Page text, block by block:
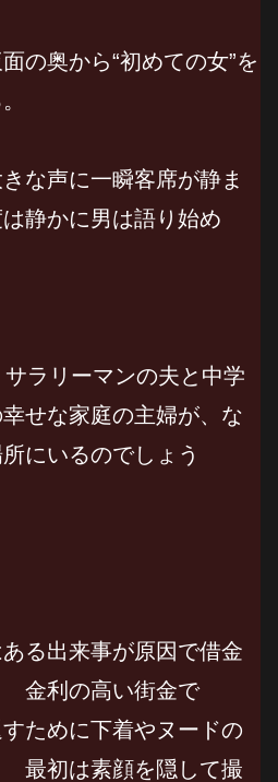
の奥から“初めての女”を
な声に一瞬客席が静ま
静かに男は語り始め
サラリーマンの夫と中学
せな家庭の主婦が、な
いるのでしょう
ある出来事が原因で借金
金利の高い街金で
ために下着やヌードの
最初は素顔を隠して撮